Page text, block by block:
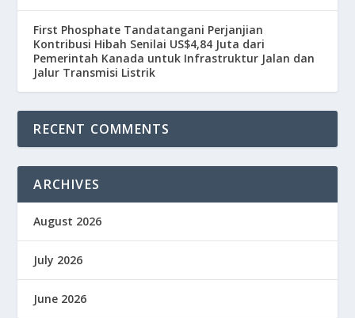
First Phosphate Tandatangani Perjanjian
Kontribusi Hibah Senilai US$4,84 Juta dari
Pemerintah Kanada untuk Infrastruktur Jalan dan
Jalur Transmisi Listrik
RECENT COMMENTS
ARCHIVES
August 2026
July 2026
June 2026